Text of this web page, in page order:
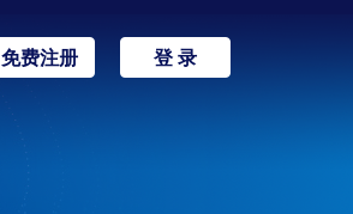
免费注册 登 录